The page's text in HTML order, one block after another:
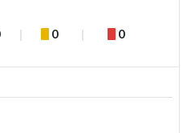
0 0